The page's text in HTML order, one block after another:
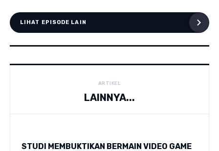
LIHAT EPISODE LAIN
ARTIKEL
LAINNYA...
STUDI MEMBUKTIKAN BERMAIN VIDEO GAME